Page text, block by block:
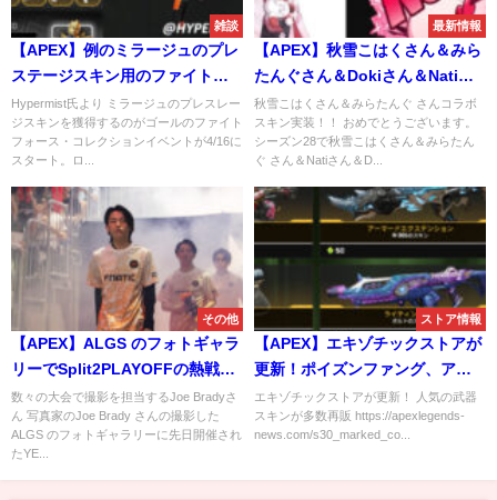
雑談
【APEX】例のミラージュのプレ
ステージスキン用のファイトフ
ォース・コレクションイベント
が4/16開始
Hypermist氏より ミラージュのプレスレー
ジスキンを獲得するのがゴールのファイト
フォース・コレクションイベントが4/16に
スタート。ロ...
最新情報
【APEX】秋雪こはくさん＆みら
たんぐさん＆Dokiさん＆Natiコ
ラボスキン実装！！
秋雪こはくさん＆みらたんぐ さんコラボ
スキン実装！！ おめでとうございます。
シーズン28で秋雪こはくさん＆みらたん
ぐ さん＆Natiさん＆D...
その他
【APEX】ALGS のフォトギャラ
リーでSplit2PLAYOFFの熱戦が
蘇る
数々の大会で撮影を担当するJoe Bradyさ
ん 写真家のJoe Brady さんの撮影した
ALGS のフォトギャラリーに先日開催され
たYE...
ストア情報
【APEX】エキゾチックストアが
更新！ポイズンファング、アー
マードエクステンションなど
エキゾチックストアが更新！ 人気の武器
スキンが多数再販 https://apexlegends-
news.com/s30_marked_co...